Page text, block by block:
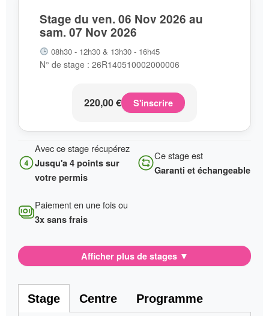
Stage du ven. 06 Nov 2026 au
sam. 07 Nov 2026
08h30 - 12h30 & 13h30 - 16h45
N° de stage : 26R140510002000006
220,00€ S'inscrire
Avec ce stage récupérez
Jusqu'a 4 points sur
votre permis
Ce stage est
Garanti et échangeable
Paiement en une fois ou
3x sans frais
Afficher plus de stages ▼
Stage Centre Programme